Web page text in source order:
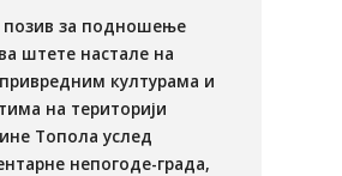
позив за подношење
штете настале на
културама и
на територији
Топола услед
непогоде-града,